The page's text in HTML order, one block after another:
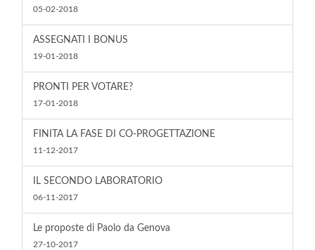
05-02-2018
ASSEGNATI I BONUS
19-01-2018
PRONTI PER VOTARE?
17-01-2018
FINITA LA FASE DI CO-PROGETTAZIONE
11-12-2017
IL SECONDO LABORATORIO
06-11-2017
Le proposte di Paolo da Genova
27-10-2017